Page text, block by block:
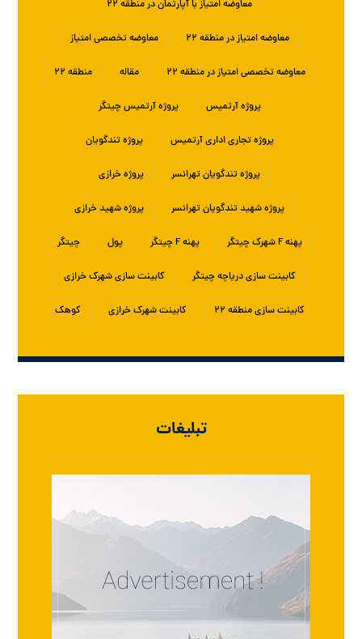
معاوضه امتیاز با آپارتمان در منطقه ۲۲
معاوضه امتیاز در منطقه ۲۲ معاوضه تخصصی امتیاز
معاوضه تخصصی امتیاز در منطقه ۲۲ مقاله منطقه ۲۲
پروژه آرتمیس پروژه آرتمیس چیتگر
پروژه تجاری اداری آرتمیس پروژه تندگویان
پروژه تندگویان تهرانسر پروژه خرازی
پروژه شهید تندگویان تهرانسر پروژه شهید خرازی
پهنه F شهرک چیتگر پهنه F چیتگر پول چیتگر
کابینت سازی دریاچه چیتگر کابینت سازی شهرک خرازی
کابینت سازی منطقه ۲۲ کابینت شهرک خرازی کوهک
تبلیغات